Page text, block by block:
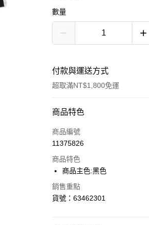
數量
付款與運送方式
超取滿NT$1,800免運
付款方式
信用卡一次付款
Apple Pay
街口支付
商品特色
商品編號
11375826
商品特色
商品主色:黑色
銷售重點
貨號：63462301